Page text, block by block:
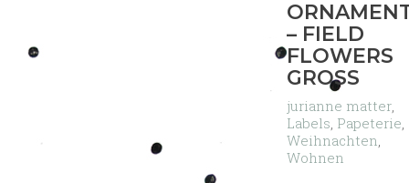
– FIELD
FLOWERS
GROSS
jurianne matter,
Labels, Papeterie,
Weihnachten,
Wohnen